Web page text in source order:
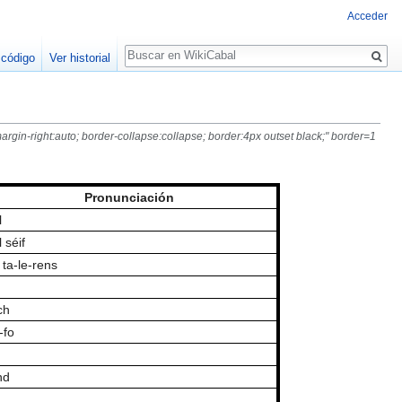
right:auto; border-collapse:collapse; border:4px outset black;" border=1
Pronunciación
séif
ta-le-rens
fo
Acceder
Ver historial
Buscar